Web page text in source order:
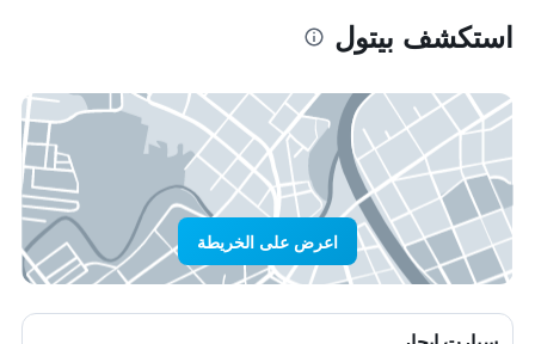
استكشف بيتول
اعرض على الخريطة